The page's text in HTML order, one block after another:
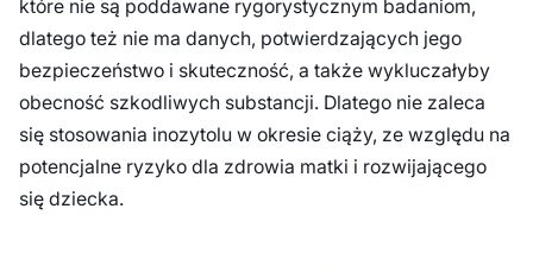
które nie są poddawane rygorystycznym badaniom,
dlatego też nie ma danych, potwierdzających jego
bezpieczeństwo i skuteczność, a także wykluczałyby
obecność szkodliwych substancji. Dlatego nie zaleca
się stosowania inozytolu w okresie ciąży, ze względu na
potencjalne ryzyko dla zdrowia matki i rozwijającego
się dziecka.